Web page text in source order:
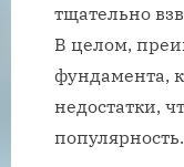
тщательно
В целом,
фундамента,
недостатки,
популярность.